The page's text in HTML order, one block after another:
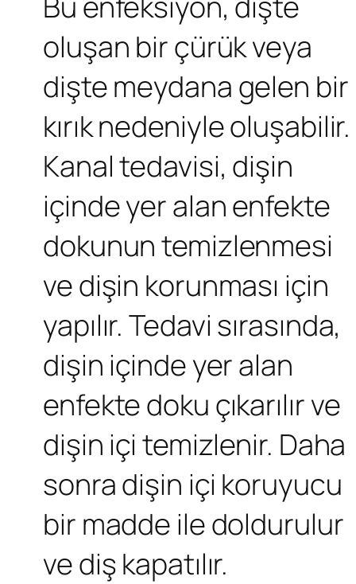
oluşan bir çürük veya
dişte meydana gelen bir
kırık nedeniyle oluşabilir.
Kanal tedavisi, dişin
içinde yer alan enfekte
dokunun temizlenmesi
ve dişin korunması için
yapılır. Tedavi sırasında,
dişin içinde yer alan
enfekte doku çıkarılır ve
dişin içi temizlenir. Daha
sonra dişin içi koruyucu
bir madde ile doldurulur
ve diş kapatılır.